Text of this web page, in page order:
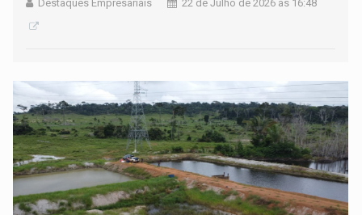
Destaques Empresariais 22 de Julho de 2026 às 16:48